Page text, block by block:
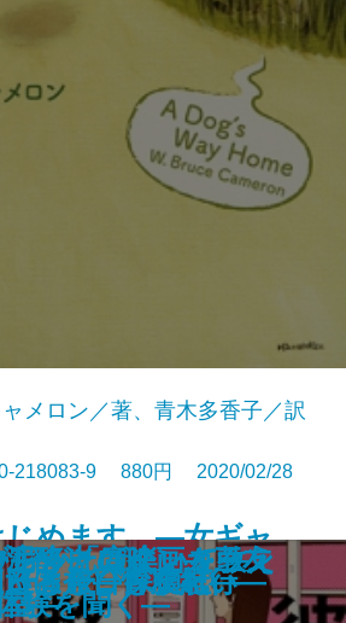
谷円山町
法
じめます。―女ギャ
の超ワル人生懺悔
―明治おんな繁盛記
こんで
の帰宅
メロン／著、青木多香子／訳
218083-9 880円 2020/02/28
泥酔ヒロイン―三友
室―
もしび探偵社―
は今日も腹黒い
が「音楽」を教え
多丸の映画カウン
巡る旅―悼友紀行―
ーまー
ら、そばにいて―
験を聞く―